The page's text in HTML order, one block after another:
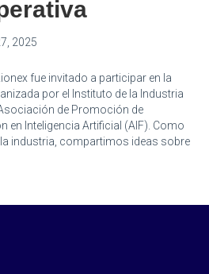
2025
fue invitado a participar en la
por el Instituto de la Industria
de Promoción de
en Inteligencia Artificial (AIF). Como
industria, compartimos ideas sobre